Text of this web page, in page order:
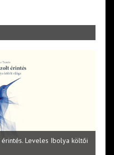
Leveles Ibolya költői